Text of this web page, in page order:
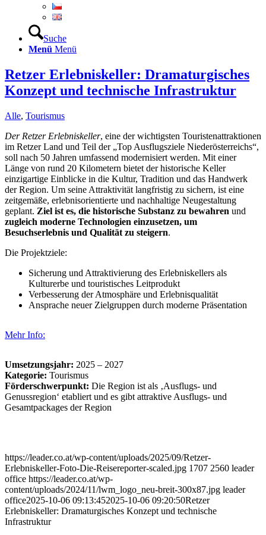
Suche
Menü Menü
Retzer Erlebniskeller: Dramaturgisches
Konzept und technische Infrastruktur
Alle, Tourismus
Der Retzer Erlebniskeller, eine der wichtigsten Touristenattraktionen
im Retzer Land und Teil der „Top Ausflugsziele Niederösterreichs“,
soll nach 50 Jahren umfassend modernisiert werden. Mit einer
Länge von rund 20 Kilometern bietet der historische Keller
einzigartige Einblicke in die Kultur, Tradition und das Handwerk
der Region. Um seine Attraktivität langfristig zu sichern, ist eine
zeitgemäße, erlebnisorientierte und nachhaltige Neugestaltung
geplant. Ziel ist es, die historische Substanz zu bewahren und
zugleich moderne Technologien einzusetzen, um
Besuchserlebnis und Qualität zu steigern.
Die Projektziele:
Sicherung und Attraktivierung des Erlebniskellers als
Kulturerbe und touristisches Leitprodukt
Verbesserung der Atmosphäre und Erlebnisqualität
Ansprache neuer Zielgruppen durch moderne Präsentation
Mehr Info:
Umsetzungsjahr: 2025 – 2027
Kategorie: Tourismus
Förderschwerpunkt: Die Region ist als ‚Ausflugs- und
Genussregion‘ etabliert und es gibt attraktive Ausflugs- und
Gesamtpackages der Region
https://leader.co.at/wp-content/uploads/2025/09/Retzer-
Erlebniskeller-Foto-Die-Reisereporter-scaled.jpg 1707 2560 leader
office https://leader.co.at/wp-
content/uploads/2024/11/lwm_logo_neu-breit-300x87.jpg leader
office2025-10-06 09:13:452025-10-06 09:20:50Retzer
Erlebniskeller: Dramaturgisches Konzept und technische
Infrastruktur